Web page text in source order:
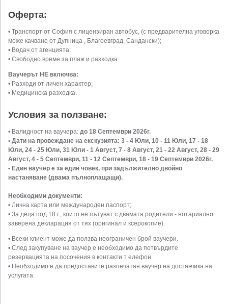
Оферта:
• Транспорт от София с лицензиран автобус, (с предварителна уговорка
може качване от Дупница , Благоевград, Сандански);
• Водач от агенцията;
• Свободно време за плаж и разходка.
Ваучерът НЕ включва:
• Разходи от личен характер;
• Медицинска разходка.
Условия за ползване:
• Валидност на ваучера: до 18 Септември 2026г.
• Дати на провеждане на екскузията: 3 - 4 Юли, 10 - 11 Юли, 17 - 18
Юли, 24 - 25 Юли, 31 Юли - 1 Август, 7 - 8 Август, 21 - 22 Август, 28 - 29
Август, 4 - 5 Септември, 11 - 12 Септември, 18 - 19 Септември 2026г.
• Един ваучер е за един човек, при задължително двойно
настаняване (двама пълноплащащи).
Необходими документи:
• Лична карта или международен паспорт;
• За деца под 18 г., които не пътуват с двамата родители - нотариално
заверена декларация от тях (оригинал и ксерокопие).
• Всеки клиент може да ползва неограничен брой ваучери.
• След закупуване на ваучер е необходимо да потвърдите
резервацията на посочения в контакти т елефон.
• Необходимо е да предоставите разпечатан ваучер на доставчика на
услугата.